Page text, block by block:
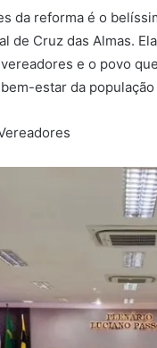
da reforma é o
de Cruz das Almas.
e o povo
estar da